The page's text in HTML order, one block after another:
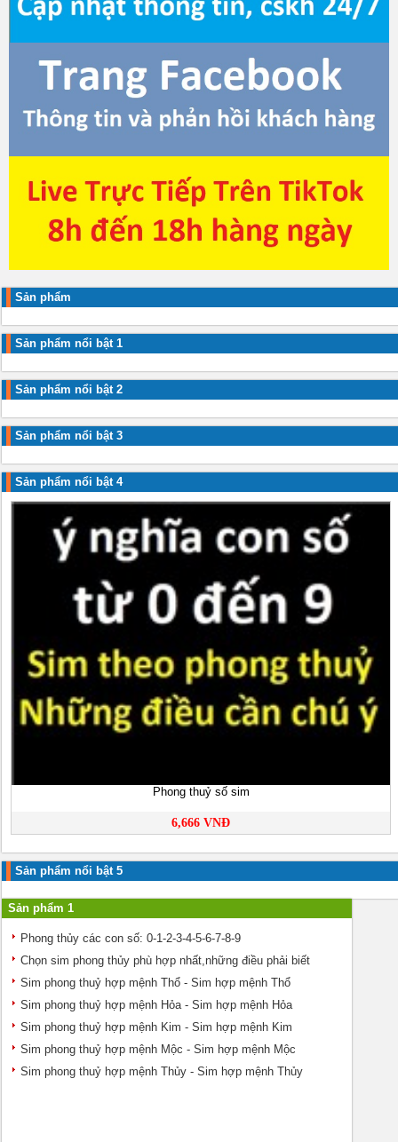
Sản phẩm
Sản phẩm nổi bật 1
Sản phẩm nổi bật 2
Sản phẩm nổi bật 3
Sản phẩm nổi bật 4
Phong thuỷ số sim
6,666 VNĐ
Sản phẩm nổi bật 5
Sản phẩm 1
Phong thủy các con số: 0-1-2-3-4-5-6-7-8-9
Chọn sim phong thủy phù hợp nhất,những điều phải biết
Sim phong thuỷ hợp mệnh Thổ - Sim hợp mệnh Thổ
Sim phong thuỷ hợp mệnh Hỏa - Sim hợp mệnh Hỏa
Sim phong thuỷ hợp mệnh Kim - Sim hợp mệnh Kim
Sim phong thuỷ hợp mệnh Mộc - Sim hợp mệnh Mộc
Sim phong thuỷ hợp mệnh Thủy - Sim hợp mệnh Thủy